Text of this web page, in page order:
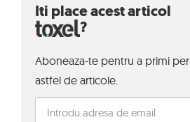
Iti place acest articol
?
Aboneaza-te pentru a primi
astfel de articole.